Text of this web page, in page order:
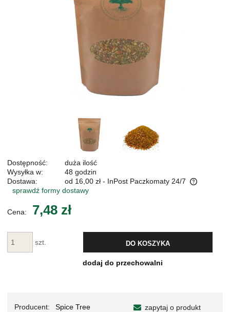
Dostępność:
duża ilość
Wysyłka w:
48 godzin
Dostawa:
od 16,00 zł - InPost Paczkomaty 24/7
Cena nie zawiera ewentualnych kosztów płatności
sprawdź formy dostawy
Cena: 7,48 zł
szt. DO KOSZYKA
dodaj do przechowalni
Producent:
Spice Tree
zapytaj o produkt